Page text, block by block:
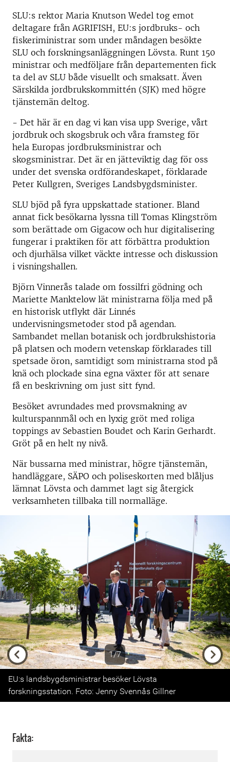
SLU:s rektor Maria Knutson Wedel tog emot
deltagare från AGRIFISH, EU:s jordbruks- och
fiskeriministrar som under måndagen besökte
SLU och forskningsanläggningen Lövsta. Runt 150
ministrar och medföljare från departementen fick
ta del av SLU både visuellt och smaksatt. Även
Särskilda jordbrukskommittén (SJK) med högre
tjänstemän deltog.
- Det här är en dag vi kan visa upp Sverige, vårt
jordbruk och skogsbruk och våra framsteg för
hela Europas jordbruksministrar och
skogsministrar. Det är en jätteviktig dag för oss
under det svenska ordförandeskapet, förklarade
Peter Kullgren, Sveriges Landsbygdsminister.
SLU bjöd på fyra uppskattade stationer. Bland
annat fick besökarna lyssna till Tomas Klingström
som berättade om Gigacow och hur digitalisering
fungerar i praktiken för att förbättra produktion
och djurhälsa vilket väckte intresse och diskussion
i visningshallen.
Björn Vinnerås talade om fossilfri gödning och
Mariette Manktelow lät ministrarna följa med på
en historisk utflykt där Linnés
undervisningsmetoder stod på agendan.
Sambandet mellan botanisk och jordbrukshistoria
på platsen och modern vetenskap förklarades till
spetsade öron, samtidigt som ministrarna stod på
knä och plockade sina egna växter för att senare
få en beskrivning om just sitt fynd.
Besöket avrundades med provsmakning av
kulturspannmål och en lyxig gröt med roliga
toppings av Sebastien Boudet och Karin Gerhardt.
Gröt på en helt ny nivå.
När bussarna med ministrar, högre tjänstemän,
handläggare, SÄPO och poliseskorten med blåljus
lämnat Lövsta och dammet lagt sig återgick
verksamheten tillbaka till normalläge.
1/7
Previous
EU:s landsbygdsministrar besöker Lövsta
forskningsstation. Foto: Jenny Svennås Gillner
Fakta: